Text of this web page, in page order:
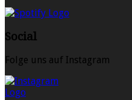
Social
Folge uns auf Instagram